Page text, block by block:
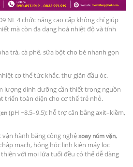
NL 4 chức năng cao cấp không chỉ giúp
mà còn đa dạng hoá nhiệt độ và tính
trà, cà phê, sữa bột cho bé nhanh gọn
cơ thể tức khắc, thư giãn đầu óc.
lượng dinh dưỡng cần thiết trong nguồn
triển toàn diện cho cơ thể trẻ nhỏ.
(pH ~8.5–9.5): hỗ trợ cân bằng axit–kiềm,
hành bằng công nghệxoay núm vặn,
mạch, hỏng hóc linh kiện máy lọc
với mọi lứa tuổi đều có thể dễ dàng